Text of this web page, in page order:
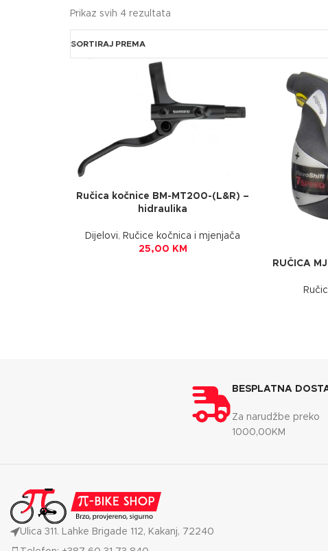
Prikaz svih 4 rezultata
SORTIRAJ PREMA
Ručica kočnice BM-MT200-(L&R) –
hidraulika
Dijelovi, Ručice kočnica i mjenjača
25,00 KM
RUČICA
BESPLATNA
Za narudžbe preko
1000,00KM
Ulica 311. Lahke Brigade 112, Kakanj, 72240